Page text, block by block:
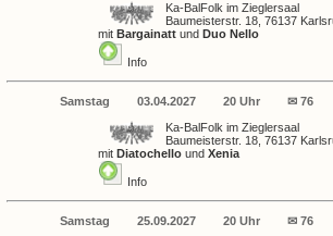
Ka-BalFolk im Zieglersaal
Baumeisterstr. 18, 76137
mit Bargainattund Duo Nello
Info
Samstag 03.04.2027 20 Uhr
✉ 76
Ka-BalFolk im Zieglersaal
Baumeisterstr. 18, 76137
mit Diatochellound Xenia
Info
Samstag 25.09.2027 20 Uhr
✉ 76